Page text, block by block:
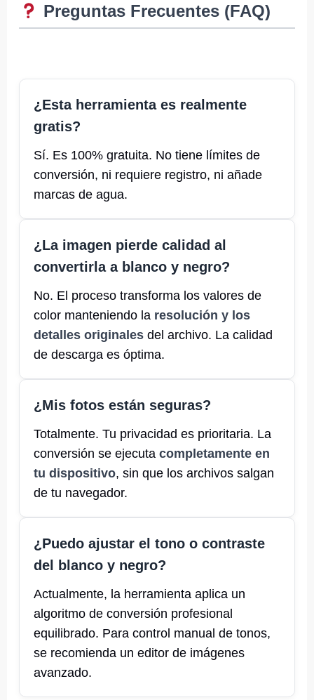
Preguntas Frecuentes (FAQ)
¿Esta herramienta es realmente
gratis?
Sí. Es 100% gratuita. No tiene límites de
conversión, ni requiere registro, ni añade
marcas de agua.
¿La imagen pierde calidad al
convertirla a blanco y negro?
No. El proceso transforma los valores de
color manteniendo la resolución y los
detalles originales del archivo. La calidad
de descarga es óptima.
¿Mis fotos están seguras?
Totalmente. Tu privacidad es prioritaria. La
conversión se ejecuta completamente en
tu dispositivo, sin que los archivos salgan
de tu navegador.
¿Puedo ajustar el tono o contraste
del blanco y negro?
Actualmente, la herramienta aplica un
algoritmo de conversión profesional
equilibrado. Para control manual de tonos,
se recomienda un editor de imágenes
avanzado.